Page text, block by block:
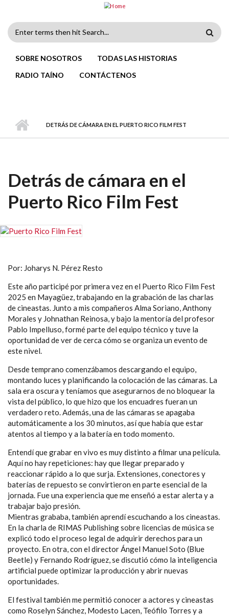
Search
form
SOBRE NOSOTROS
TODAS LAS HISTORIAS
RADIO TAÍNO
CONTÁCTENOS
DETRÁS DE CÁMARA EN EL PUERTO RICO FILM FEST
Detrás de cámara en el
Puerto Rico Film Fest
Por: Joharys N. Pérez Resto
Este año participé por primera vez en el Puerto Rico Film Fest
2025 en Mayagüez, trabajando en la grabación de las charlas
de cineastas. Junto a mis compañeros Alma Soriano, Anthony
Morales y Johnathan Reinosa, y bajo la mentoría del profesor
Pablo Impelluso, formé parte del equipo técnico y tuve la
oportunidad de ver de cerca cómo se organiza un evento de
este nivel.
Desde temprano comenzábamos descargando el equipo,
montando luces y planificando la colocación de las cámaras. La
sala era oscura y teníamos que asegurarnos de no bloquear la
vista del público, lo que hizo que los encuadres fueran un
verdadero reto. Además, una de las cámaras se apagaba
automáticamente a los 30 minutos, así que había que estar
atentos al tiempo y a la batería en todo momento.
Entendí que grabar en vivo es muy distinto a filmar una película.
Aquí no hay repeticiones: hay que llegar preparado y
reaccionar rápido a lo que surja. Extensiones, conectores y
baterías de repuesto se convirtieron en parte esencial de la
jornada. Fue una experiencia que me enseñó a estar alerta y a
trabajar bajo presión.
Mientras grababa, también aprendí escuchando a los cineastas.
En la charla de RIMAS Publishing sobre licencias de música se
explicó todo el proceso legal de adquirir derechos para un
proyecto. En otra, con el director Ángel Manuel Soto (Blue
Beetle) y Fernando Rodríguez, se discutió cómo la inteligencia
artificial puede optimizar la producción y abrir nuevas
oportunidades.
El festival también me permitió conocer a actores y cineastas
como Roselyn Sánchez, Modesto Lacen, Teófilo Torres y a